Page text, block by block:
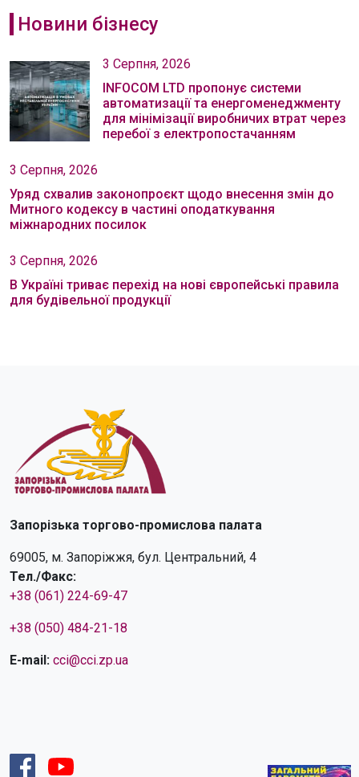
Новини бізнесу
3 Серпня, 2026
INFOCOM LTD пропонує системи
автоматизації та енергоменеджменту
для мінімізації виробничих втрат через
перебої з електропостачанням
3 Серпня, 2026
Уряд схвалив законопроєкт щодо внесення змін до
Митного кодексу в частині оподаткування
міжнародних посилок
3 Серпня, 2026
В Україні триває перехід на нові європейські правила
для будівельної продукції
Запорізька торгово-промислова палата
69005, м. Запоріжжя, бул. Центральний, 4
Тел./Факс:
+38 (061) 224-69-47
+38 (050) 484-21-18
E-mail: cci@cci.zp.ua